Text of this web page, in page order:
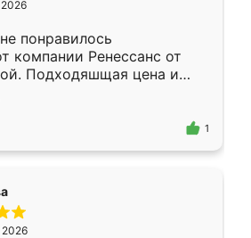
2026
понравилось
компании Ренессанс от
Подходяшщая цена и
изготовления. Приехавший
Владислав
эскизу самый
1
2026